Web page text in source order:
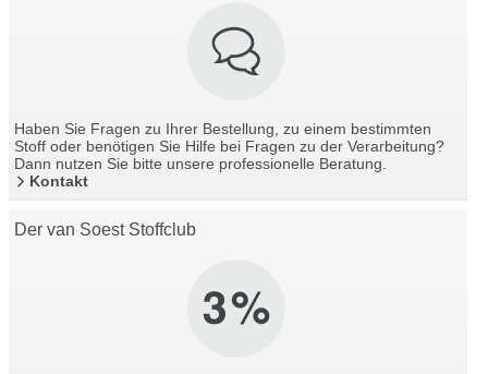
Haben Sie Fragen zu Ihrer Bestellung, zu einem bestimmten
Stoff oder benötigen Sie Hilfe bei Fragen zu der Verarbeitung?
Dann nutzen Sie bitte unsere professionelle Beratung.
Kontakt
Der van Soest Stoffclub